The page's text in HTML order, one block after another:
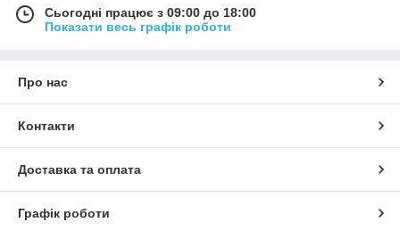
Сьогодні працює з 09:00 до 18:00
Показати весь графік роботи
Про нас
Контакти
Доставка та оплата
Графік роботи